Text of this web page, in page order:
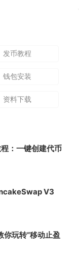
发币教程
钱包安装
资料下载
：一键创建代币
V3
玩转“移动止盈